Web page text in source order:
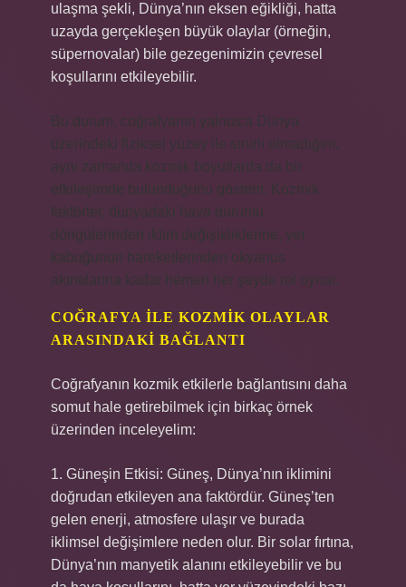
ulaşma şekli, Dünya’nın eksen eğikliği, hatta
uzayda gerçekleşen büyük olaylar (örneğin,
süpernovalar) bile gezegenimizin çevresel
koşullarını etkileyebilir.
Bu durum, coğrafyanın yalnızca Dünya
üzerindeki fiziksel yüzey ile sınırlı olmadığını,
aynı zamanda kozmik boyutlarda da bir
etkileşimde bulunduğunu gösterir. Kozmik
faktörler, dünyadaki hava durumu
döngülerinden iklim değişikliklerine, yer
kabuğunun hareketlerinden okyanus
akıntılarına kadar hemen her şeyde rol oynar.
COĞRAFYA ILE KOZMIK OLAYLAR
ARASINDAKI BAĞLANTI
Coğrafyanın kozmik etkilerle bağlantısını daha
somut hale getirebilmek için birkaç örnek
üzerinden inceleyelim:
1. Güneşin Etkisi: Güneş, Dünya’nın iklimini
doğrudan etkileyen ana faktördür. Güneş’ten
gelen enerji, atmosfere ulaşır ve burada
iklimsel değişimlere neden olur. Bir solar fırtına,
Dünya’nın manyetik alanını etkileyebilir ve bu